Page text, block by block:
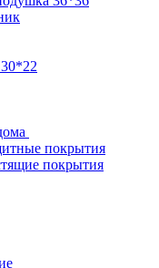
покрытия
покрытия